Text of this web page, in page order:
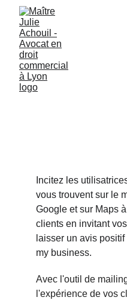
Incitez les
vous trouvent sur le
Google et sur Maps
clients en invitant
laisser un avis
my business.
Avec l'outil de
l'expérience de vos